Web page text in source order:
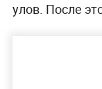
улов. После